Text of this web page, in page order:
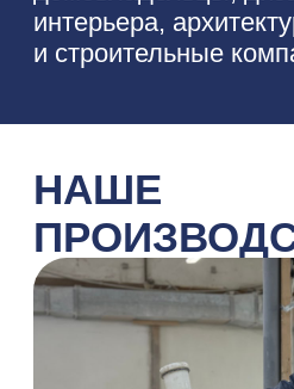
Современное
оборудовение
качества